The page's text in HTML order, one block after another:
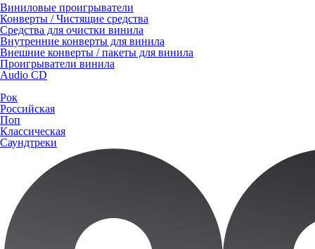
Виниловые проигрыватели
Конверты / Чистящие средства
Средства для очистки винила
Внутренние конверты для винила
Внешние конверты / пакеты для винила
Проигрыватели винила
Audio CD
Рок
Российская
Поп
Классическая
Саундтреки